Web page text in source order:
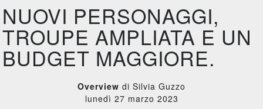
NUOVI PERSONAGGI,
TROUPE AMPLIATA E UN
BUDGET MAGGIORE.
Overview di Silvia Guzzo
lunedì 27 marzo 2023